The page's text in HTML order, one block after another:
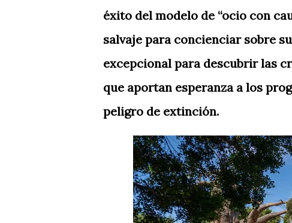
éxito del modelo de “ocio con
salvaje para concienciar sobre
excepcional para descubrir las
que aportan esperanza a los
peligro de extinción.